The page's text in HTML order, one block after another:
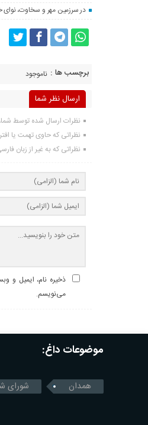
در سرزمین مهر و سخاوت، نوای
برچسب ها : ناموجود
ارسال نظر شما
نظرات ارسال شده توسط
نظراتی که حاوی تهمت یا
نظراتی که به غیر از زبان
ذخیره نام، ایمیل و
می‌نویسم.
موضوعات داغ:
همدان شورای